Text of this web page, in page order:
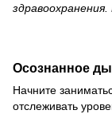
Осознанное
Начните
отслеживать